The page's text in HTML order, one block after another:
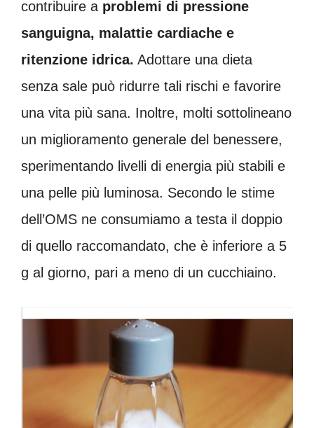
contribuire a problemi di pressione
sanguigna, malattie cardiache e
ritenzione idrica. Adottare una dieta
senza sale può ridurre tali rischi e favorire
una vita più sana. Inoltre, molti sottolineano
un miglioramento generale del benessere,
sperimentando livelli di energia più stabili e
una pelle più luminosa. Secondo le stime
dell’OMS ne consumiamo a testa il doppio
di quello raccomandato, che è inferiore a 5
g al giorno, pari a meno di un cucchiaino.